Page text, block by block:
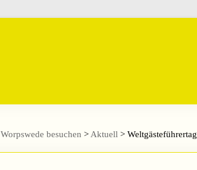
Worpswede besuchen > Aktuell > Weltgästeführertag